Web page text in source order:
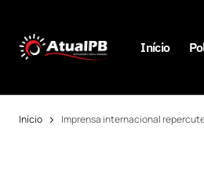
Início
Início Imprensa internacional